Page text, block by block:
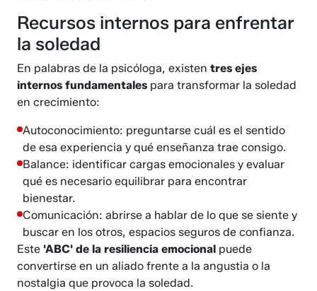
Recursos internos para enfrentar
la soledad
En palabras de la psicóloga, existentres ejes
internos fundamentales para transformar la soledad
en crecimiento:
Autoconocimiento: preguntarse cuál es el sentido
de esa experiencia y qué enseñanza trae consigo.
Balance: identificar cargas emocionales y evaluar
qué es necesario equilibrar para encontrar
bienestar.
Comunicación: abrirse a hablar de lo que se siente y
buscar en los otros, espacios seguros de confianza.
Este 'ABC' de la resiliencia emocional puede
convertirse en un aliado frente a la angustia o la
nostalgia que provoca la soledad.